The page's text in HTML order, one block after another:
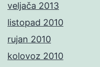
veljača 2013
listopad 2010
rujan 2010
kolovoz 2010